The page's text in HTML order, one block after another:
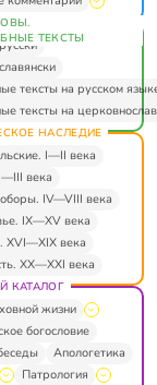
ТЕКСТЫ
тексты на русском
тексты на
НАСЛЕДИЕ
I—II века
века
IV—VIII века
IX—XV века
XVI—XIX века
XX—XXI века
КАТАЛОГ
жизни
богословие
Апологетика
Патрология